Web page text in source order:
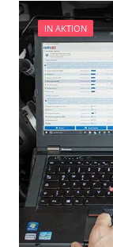
IN AKTION